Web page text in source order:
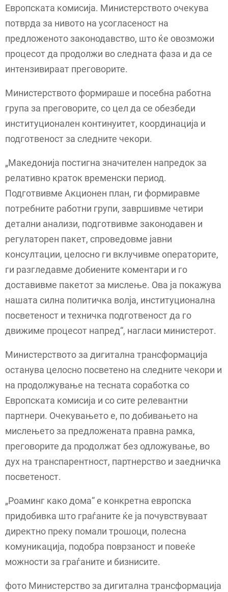
Европската комисија. Министерството очекува
потврда за нивото на усогласеност на
предложеното законодавство, што ќе овозможи
процесот да продолжи во следната фаза и да се
интензивираат преговорите.
Министерството формираше и посебна работна
група за преговорите, со цел да се обезбеди
институционален континуитет, координација и
подготвеност за следните чекори.
„Македонија постигна значителен напредок за
релативно краток временски период.
Подготвивме Акционен план, ги формиравме
потребните работни групи, завршивме четири
детални анализи, подготвивме законодавен и
регулаторен пакет, спроведовме јавни
консултации, целосно ги вклучивме операторите,
ги разгледавме добиените коментари и го
доставивме пакетот за мислење. Ова ја покажува
нашата силна политичка волја, институционална
посветеност и техничка подготвеност да го
движиме процесот напред“, нагласи министерот.
Министерството за дигитална трансформација
останува целосно посветено на следните чекори и
на продолжување на тесната соработка со
Европската комисија и со сите релевантни
партнери. Очекувањето е, по добивањето на
мислењето за предложената правна рамка,
преговорите да продолжат без одложување, во
дух на транспарентност, партнерство и заедничка
посветеност.
„Роаминг како дома“ е конкретна европска
придобивка што граѓаните ќе ја почувствуваат
директно преку помали трошоци, полесна
комуникација, подобра поврзаност и повеќе
можности за граѓаните и бизнисите.
фото Министерство за дигитална трансформација